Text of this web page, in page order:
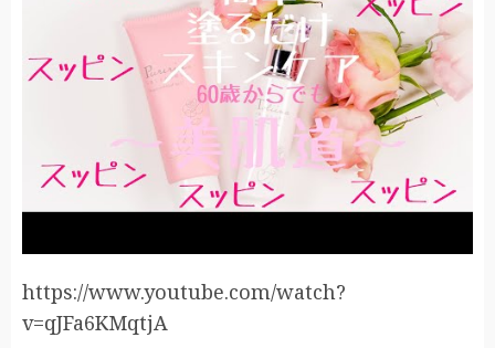
https://www.youtube.com/watch?
v=qJFa6KMqtjA